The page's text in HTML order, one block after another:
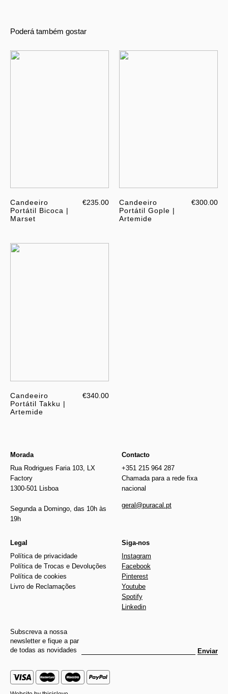
Poderá também gostar
Candeeiro
Portátil Bicoca |
Marset
€235.00
Candeeiro
Portátil Gople |
Artemide
€300.00
Candeeiro
Portátil Takku |
Artemide
€340.00
Morada
Rua Rodrigues Faria 103, LX
Factory
1300-501 Lisboa
Segunda a Domingo, das 10h às
19h
Contacto
+351 215 964 287
Chamada para a rede fixa
nacional
geral@puracal.pt
Legal
Política de privacidade
Política de Trocas e Devoluções
Política de cookies
Livro de Reclamações
Siga-nos
Instagram
Facebook
Pinterest
Youtube
Spotify
Linkedin
Subscreva a nossa
newsletter e fique a par
de todas as novidades
Enviar